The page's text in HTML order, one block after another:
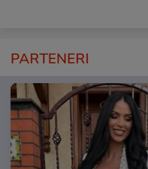
PARTENERI